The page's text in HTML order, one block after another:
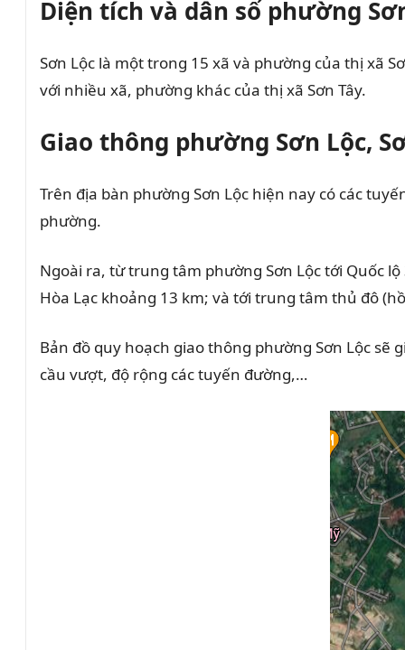
Diện tích và dân số phường
Sơn Lộc là một trong 15 xã và phường của thị xã
với nhiều xã, phường khác của thị xã Sơn Tây.
Giao thông phường Sơn Lộc,
Trên địa bàn phường Sơn Lộc hiện nay có các
phường.
Ngoài ra, từ trung tâm phường Sơn Lộc tới Quốc
Hòa Lạc khoảng 13 km; và tới trung tâm thủ đô
Bản đồ quy hoạch giao thông phường Sơn Lộc
cầu vượt, độ rộng các tuyến đường,…